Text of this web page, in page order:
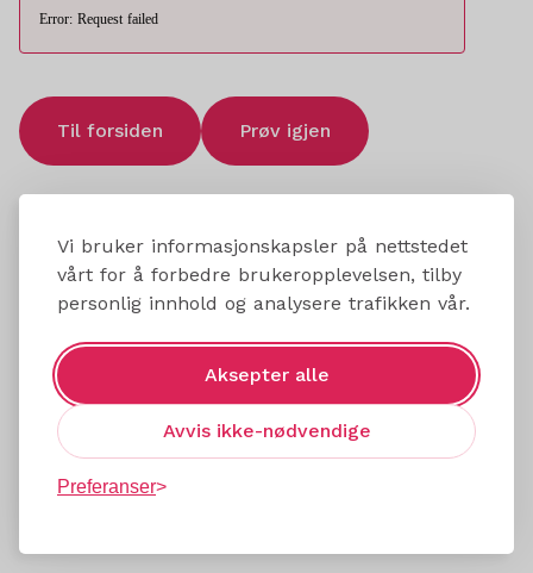
Vi bruker informasjonskapsler på nettstedet
vårt for å forbedre brukeropplevelsen, tilby
personlig innhold og analysere trafikken vår.
Aksepter alle
Avvis ikke-nødvendige
Preferanser
Error: Request failed
Til forsiden Prøv igjen